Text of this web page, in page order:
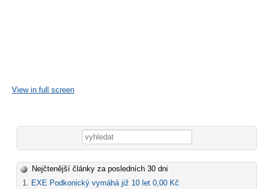
View in full screen
Vyhledávání
Nejčtenější články za posledních 30 dni
EXE Podkonický vymáhá již 10 let 0,00 Kč